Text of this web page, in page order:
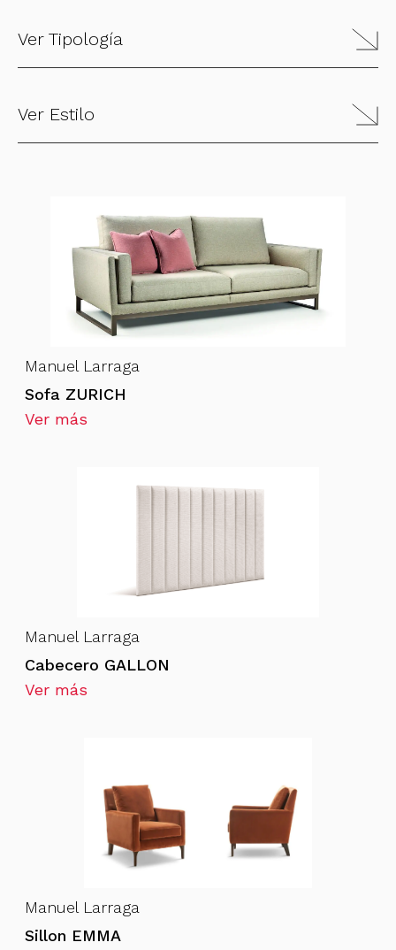
Ver Tipología
Ver Estilo
Manuel Larraga
Sofa ZURICH
Ver más
Manuel Larraga
Cabecero GALLON
Ver más
Manuel Larraga
Sillon EMMA